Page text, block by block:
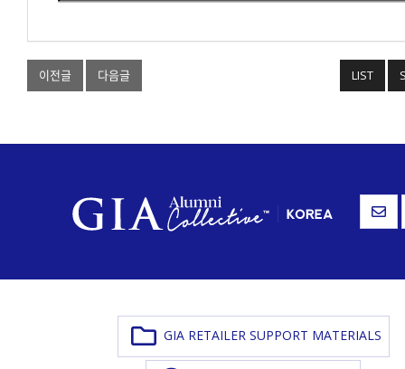
이전글 다음글 LIST
GIA RETAILER SUPPORT MATERIALS